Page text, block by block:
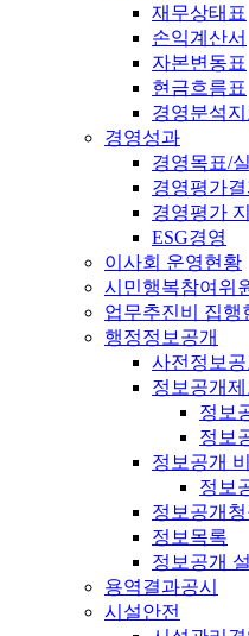
재무상태표
손익계산서
자본변동표
현금흐름표
경영분석지
경영성과
경영목표/
경영평가
경영평가
ESG경영
이사회 운영현황
시민행복참여위
업무추진비 집행
행정정보공개
사전정보공
정보공개
정보
정보
정보공개
정보
정보공개
정보목록
정보공개
용역결과공시
시설안전